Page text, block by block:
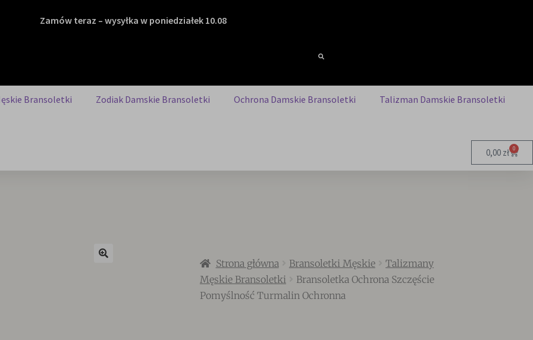
Zamów teraz – wysyłka w poniedziałek 10.08
Bransoletki Zodiak Damskie Bransoletki Ochrona Damskie Bransoletki Talizman Damskie Bransoletki
0,00 zł 0
Strona główna Bransoletki Męskie
Talizmany
Męskie Bransoletki
Bransoletka Ochrona Szczęście
Pomyślność Turmalin Ochronna